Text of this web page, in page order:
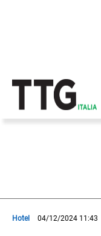
Hotel 04/12/2024 11:43